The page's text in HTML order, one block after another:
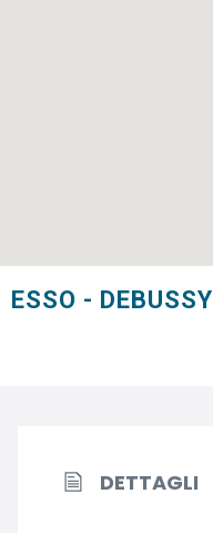
ESSO - DEBUSSY
DETTAGLI